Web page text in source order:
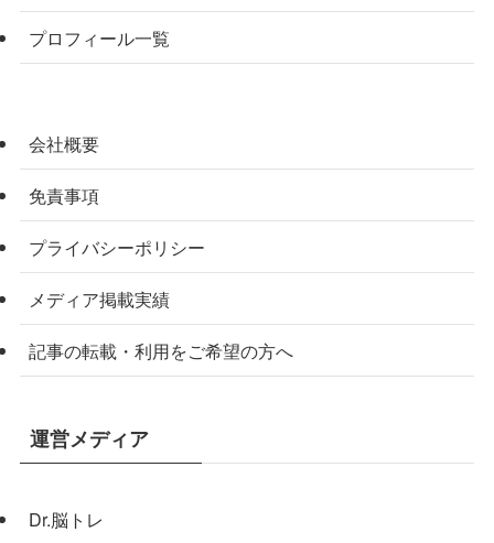
プロフィール一覧
会社概要
免責事項
プライバシーポリシー
メディア掲載実績
記事の転載・利用をご希望の方へ
運営メディア
Dr.脳トレ